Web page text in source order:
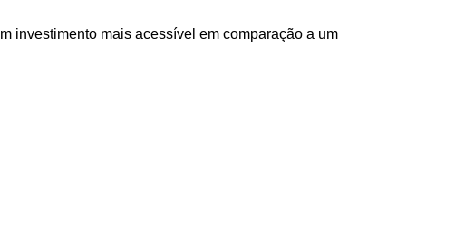
investimento mais acessível em comparação a um